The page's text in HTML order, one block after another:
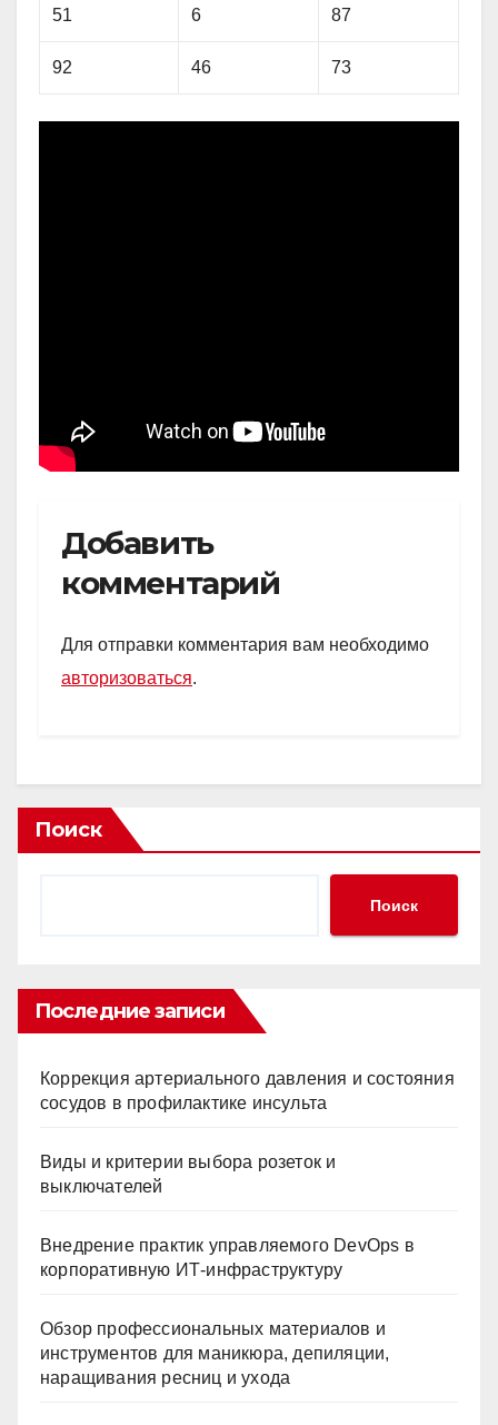
51 6 87
92 46 73
Добавить
комментарий
Для отправки комментария вам необходимо
авторизоваться.
Поиск
Поиск
Последние записи
Коррекция артериального давления и состояния
сосудов в профилактике инсульта
Виды и критерии выбора розеток и
выключателей
Внедрение практик управляемого DevOps в
корпоративную ИТ-инфраструктуру
Обзор профессиональных материалов и
инструментов для маникюра, депиляции,
наращивания ресниц и ухода